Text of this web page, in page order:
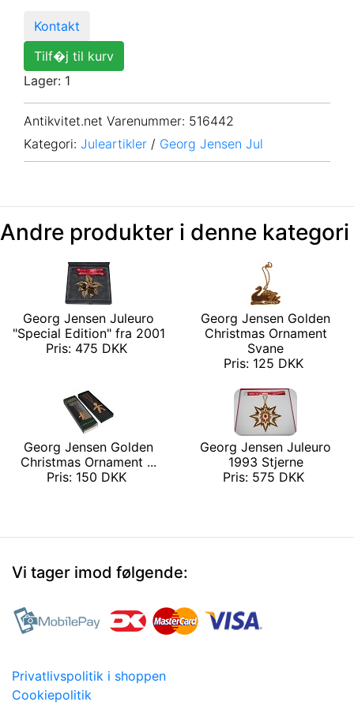
Kontakt
Tilf�j til kurv
Lager: 1
Antikvitet.net Varenummer: 516442
Kategori: Juleartikler / Georg Jensen Jul
Andre produkter i denne kategori
Georg Jensen Juleuro
"Special Edition" fra 2001
Pris: 475 DKK
Georg Jensen Golden
Christmas Ornament
Svane
Pris: 125 DKK
Georg Jensen Golden
Christmas Ornament ...
Pris: 150 DKK
Georg Jensen Juleuro
1993 Stjerne
Pris: 575 DKK
Vi tager imod følgende:
Privatlivspolitik i shoppen
Cookiepolitik